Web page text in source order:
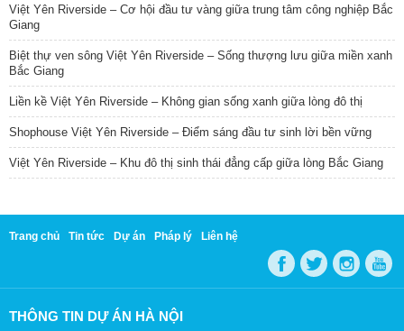
Việt Yên Riverside – Cơ hội đầu tư vàng giữa trung tâm công nghiệp Bắc
Giang
Biệt thự ven sông Việt Yên Riverside – Sống thượng lưu giữa miền xanh
Bắc Giang
Liền kề Việt Yên Riverside – Không gian sống xanh giữa lòng đô thị
Shophouse Việt Yên Riverside – Điểm sáng đầu tư sinh lời bền vững
Việt Yên Riverside – Khu đô thị sinh thái đẳng cấp giữa lòng Bắc Giang
Trang chủ Tin tức Dự án Pháp lý Liên hệ
THÔNG TIN DỰ ÁN HÀ NỘI